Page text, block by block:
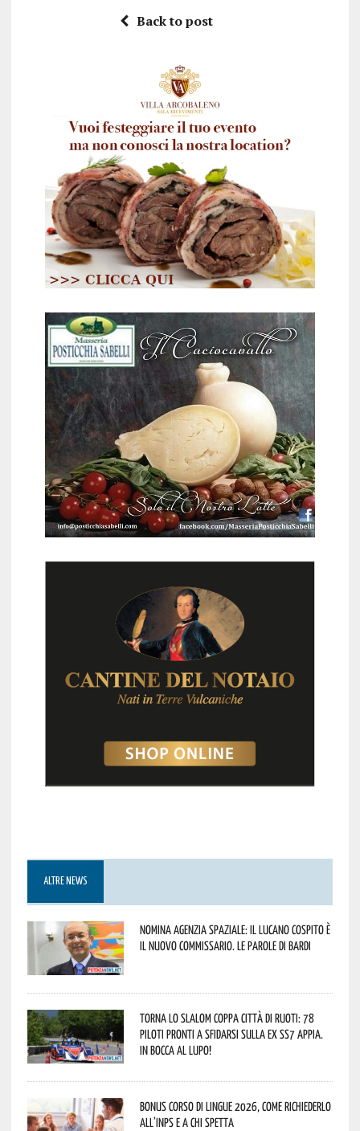
Back to post
ALTRE NEWS
Nomina Agenzia Spaziale: il lucano Cospito è
il nuovo commissario. Le parole di Bardi
Torna lo Slalom Coppa Città di Ruoti: 78
piloti pronti a sfidarsi sulla ex SS7 Appia.
In bocca al lupo!
Bonus corso di lingue 2026, come richiederlo
all’INPS e a chi spetta